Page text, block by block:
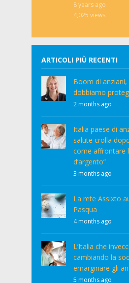
8 years ago
4,025 views
ARTICOLI PIÙ RECENTI
Boom di anziani,
dobbiamo
2 months ago
Italia paese di
salute crolla
come affrontare
d’argento”
3 months ago
La rete Assixto
Pasqua
4 months ago
L’Italia che
cambiando la
emarginare gli
5 months ago